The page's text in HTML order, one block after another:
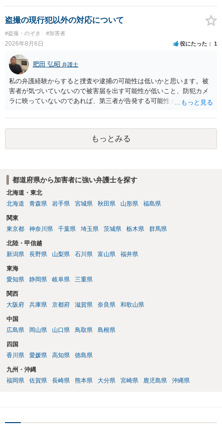
の程度だと聞いているのかということについて、お近くで詳細な法律
相談を受けられたうえで対処方法を探された方がよいと思われます。
一般論でいえば、任意取り調べの場合、ＩＣレコーダーを持参して取
り調べ内容を録音することは必須だと考えます。
盗撮の現行犯以外の対応について
#盗撮・のぞき #加害者
2026年8月6日 役にたった 1
肥田 弘昭 弁護士
私の弁護経験からすると捜査や逮捕の可能性は低いかと思います。被
害者が気づいていないので被害届を出す可能性が低いこと、防犯カメ
ラに映っていないのであれば、第三者が告発する可能性も低いこと、
座る女性を盗撮(全体像写真1枚と5秒程度の動画)してしまいました。下
着や胸など強調したものではありません。」とありますが、少なくと
も捜査段階では性的姿態等撮影罪の被疑事実で逮捕勾留されるケース
が私の弁護経験では多くなった印象です（最終的には不起訴ないし各
もっとみる
都道府県から加害者に強い弁護士を探す
北海道・東北
北海道
青森県 岩手県 宮城県 秋田県 山形県 福島県
関東
東京都
神奈川県 千葉県 埼玉県 茨城県 栃木県 群馬県
北陸・甲信越
新潟県
長野県 山梨県 石川県 富山県 福井県
東海
愛知県
静岡県 岐阜県 三重県
関西
大阪府
兵庫県 京都府 滋賀県 奈良県 和歌山県
中国
広島県
岡山県 山口県 鳥取県 島根県
四国
香川県
愛媛県 高知県 徳島県
九州・沖縄
福岡県
佐賀県 長崎県 熊本県 大分県 宮崎県 鹿児島県 沖縄県